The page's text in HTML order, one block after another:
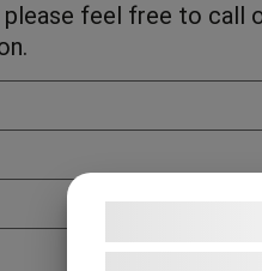
feel free to call